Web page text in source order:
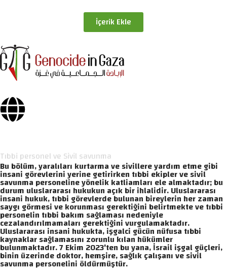
İçerik Ekle
Tıbbi personel ve Sivil savunma
Bu bölüm, yaralıları kurtarma ve sivillere yardım etme gibi
insani görevlerini yerine getirirken tıbbi ekipler ve sivil
savunma personeline yönelik katliamları ele almaktadır; bu
durum uluslararası hukukun açık bir ihlalidir. Uluslararası
insani hukuk, tıbbi görevlerde bulunan bireylerin her zaman
saygı görmesi ve korunması gerektiğini belirtmekte ve tıbbi
personelin tıbbi bakım sağlaması nedeniyle
cezalandırılmamaları gerektiğini vurgulamaktadır.
Uluslararası insani hukukta, işgalci gücün nüfusa tıbbi
kaynaklar sağlamasını zorunlu kılan hükümler
bulunmaktadır. 7 Ekim 2023'ten bu yana, İsrail işgal güçleri,
binin üzerinde doktor, hemşire, sağlık çalışanı ve sivil
savunma personelini öldürmüştür.